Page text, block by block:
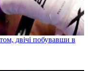
двічі побувавши в